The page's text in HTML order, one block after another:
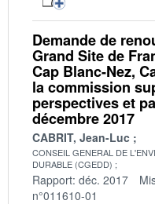
Demande de
Grand Site de
Cap Blanc-Nez,
la commission
perspectives et
décembre 2017
CABRIT, Jean-Luc
CONSEIL GENERAL DE
DURABLE (CGEDD)
Rapport: déc. 2017
n°011610-01